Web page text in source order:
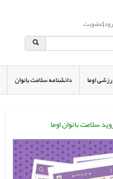
|عضویت
اوما دانشنامه سلامت بانوان
سلامت بانوان اوما